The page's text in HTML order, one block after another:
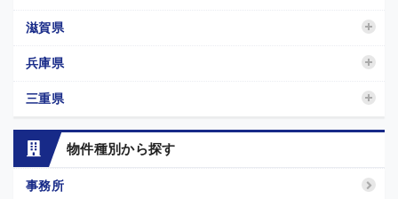
滋賀県
兵庫県
三重県
物件種別から探す
事務所